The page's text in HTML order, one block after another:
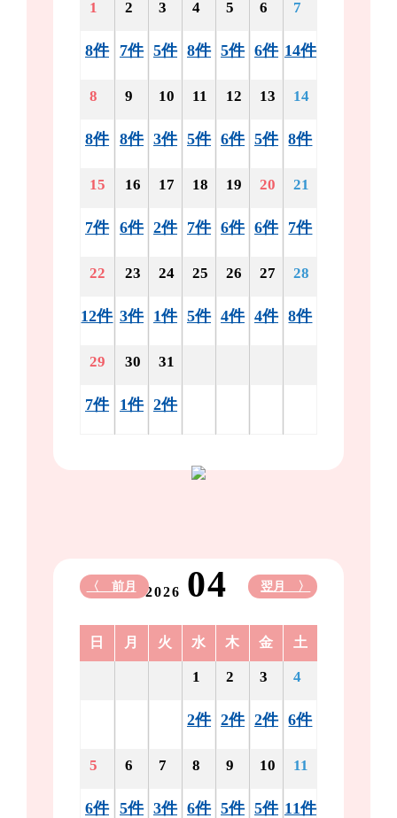
1
8件
2
7件
3
5件
4
8件
5
5件
6
6件
7
14件
8
8件
9
8件
10
3件
11
5件
12
6件
13
5件
14
8件
15
7件
16
6件
17
2件
18
7件
19
6件
20
6件
21
7件
22
12件
23
3件
24
1件
25
5件
26
4件
27
4件
28
8件
29
7件
30
1件
31
2件
2026 04
〈 前月 翌月 〉
日 月 火 水 木 金 土
1
2件
2
2件
3
2件
4
6件
5
6件
6
5件
7
3件
8
6件
9
5件
10
5件
11
11件